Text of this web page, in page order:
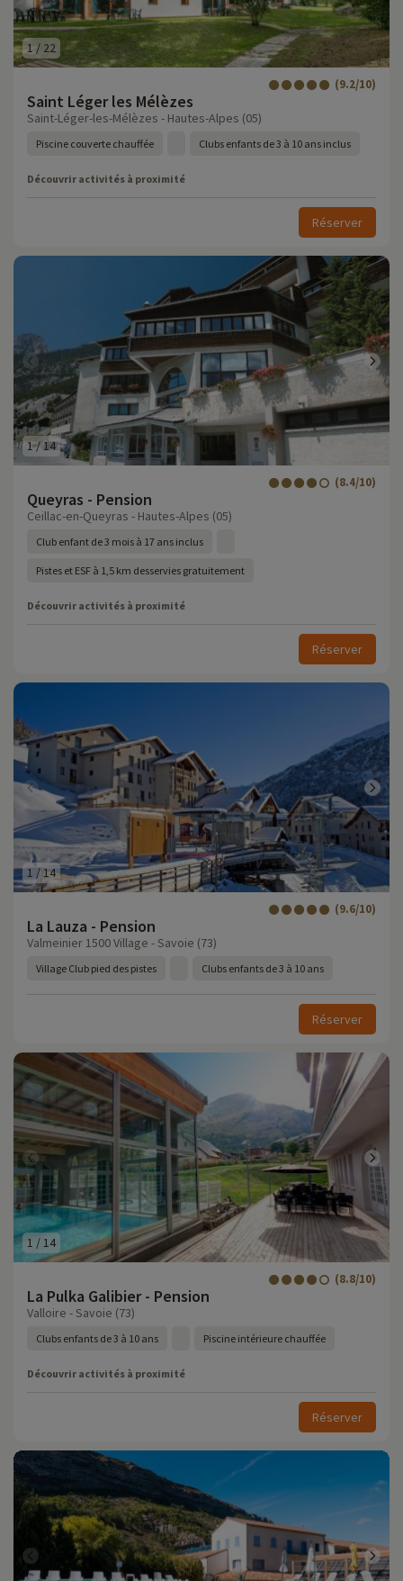
1 / 22
Saint Léger les Mélèzes
(9.2/10)
Saint-Léger-les-Mélèzes - Hautes-Alpes (05)
Piscine couverte chauffée Clubs enfants de 3 à 10 ans inclus
Découvrir activités à proximité
Réserver
1/14
Queyras - Pension
(8.4/10)
Ceillac-en-Queyras - Hautes-Alpes (05)
Club enfant de 3 mois à 17 ans inclus
Pistes et ESF à 1,5 km desservies gratuitement
Découvrir activités à proximité
Réserver
1/14
La Lauza - Pension
(9.6/10)
Valmeinier 1500 Village - Savoie (73)
Village Club pied des pistes Clubs enfants de 3 à 10 ans
Réserver
1 / 14
La Pulka Galibier - Pension
(8.8/10)
Valloire - Savoie (73)
Clubs enfants de 3 à 10 ans Piscine intérieure chauffée
Découvrir activités à proximité
Réserver